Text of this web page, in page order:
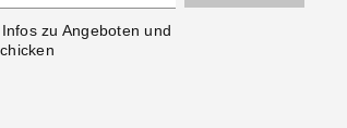
zu Angeboten und